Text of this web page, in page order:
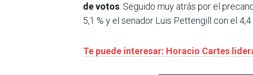
de votos . Seguido muy atrás por el
5,1 % y el senador Luis Pettengill con el 4,4
Te puede interesar: Horacio Cartes